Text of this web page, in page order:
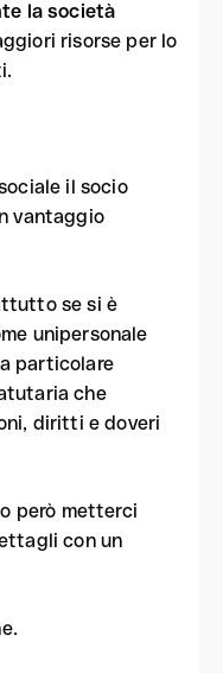
la società
risorse per lo
il socio
vantaggio
se si è
unipersonale
particolare
che
diritti e doveri
però metterci
con un